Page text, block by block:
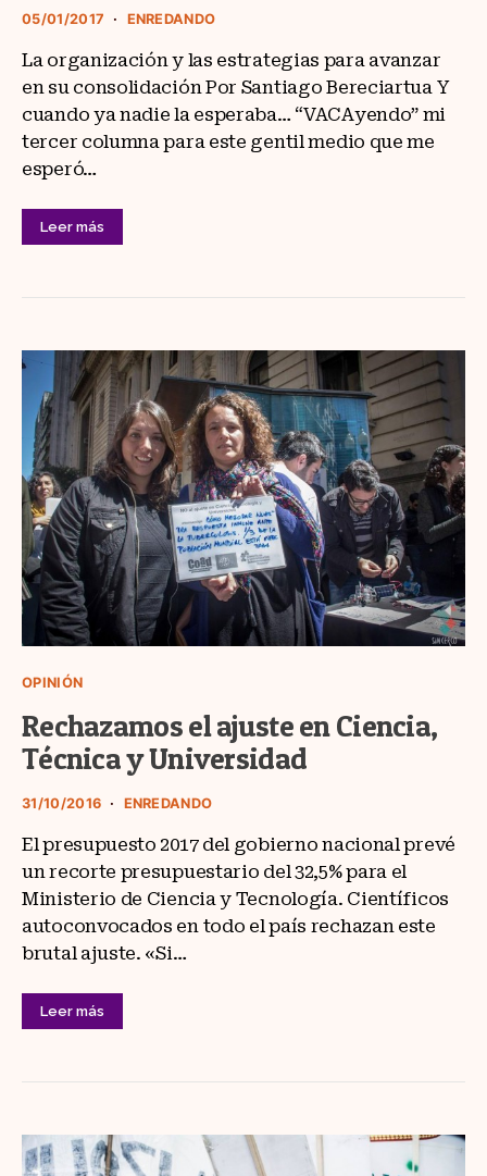
05/01/2017 ENREDANDO
La organización y las estrategias para avanzar
en su consolidación Por Santiago Bereciartua Y
cuando ya nadie la esperaba… “VACAyendo” mi
tercer columna para este gentil medio que me
esperó…
Leer más
OPINIÓN
Rechazamos el ajuste en Ciencia,
Técnica y Universidad
31/10/2016 ENREDANDO
El presupuesto 2017 del gobierno nacional prevé
un recorte presupuestario del 32,5% para el
Ministerio de Ciencia y Tecnología. Científicos
autoconvocados en todo el país rechazan este
brutal ajuste. «Si…
Leer más